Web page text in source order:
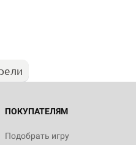
ПОКУПАТЕЛЯМ
Подобрать игру